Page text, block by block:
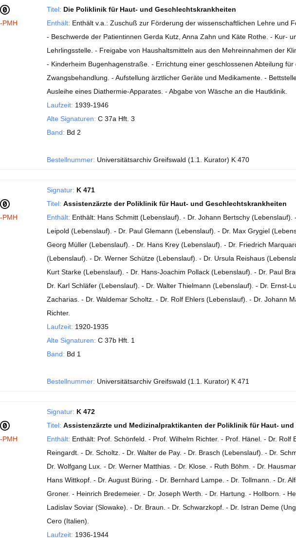
PMH
Titel: Die Poliklinik für Haut- und Geschlechtskrankheiten
Enthält: Enthält v.a.: Zuschuß zur Förderung der wissenschaftlichen Lehre und
- Beschwerde der Patientinnen Gerda Kutz, Anna Zahn und Käte Rothe. - Kur-
Lehrlingsstelle. - Freigabe von Haushaltsmitteln aus den Mehreinnahmen der
- Kinderheim Bugenhagenstraße. - Errichtung einer geschlossenen Abteilung
Zwangsbehandlung. - Aufstellung ärztlicher Geräte und Medikamente. -
Ausleihe eines Diathermie-Apparates. - Abgabe von Wäsche an die Hautklinik.
Laufzeit: 1939-1946
Alte Signaturen: C 37a Hft. 3
Band: Bd 2
Bestellnummer: Universitätsarchiv Greifswald (1.1. Kurator) K 470
PMH
Signatur: K 471
Titel: Assistenzärzte der Poliklinik für Haut- und Geschlechtskrankheiten
Enthält: Enthält: Hans Schmitt (Lebenslauf). - Dr. Johann Bertschy
Leipold (Lebenslauf). - Dr. Paul Glemann (Lebenslauf). - Dr. Max Grygiel
Georg Müller (Lebenslauf). - Dr. Hans Krey (Lebenslauf). - Dr. Friedrich
(Lebenslauf). - Dr. Werner Schütze (Lebenslauf). - Dr. Ursula Reishaus
Kurt Starke (Lebenslauf). - Dr. Hans-Joachim Pollack (Lebenslauf). - Dr. Paul
Dr. Karl Schläfer (Lebenslauf). - Dr. Walter Thielmann (Lebenslauf). - Dr. Ernst-
Zacharias. - Dr. Waldemar Scholtz. - Dr. Rolf Ehlers (Lebenslauf). - Dr. Johann
Richter.
Laufzeit: 1920-1935
Alte Signaturen: C 37b Hft. 1
Band: Bd 1
Bestellnummer: Universitätsarchiv Greifswald (1.1. Kurator) K 471
PMH
Signatur: K 472
Titel: Assistenzärzte und Medizinalpraktikanten der Poliklinik für Haut-
Enthält: Enthält: Prof. Schönfeld. - Prof. Wilhelm Richter. - Prof. Hänel. - Dr. Rolf
Reingardt. - Dr. Scholtz. - Dr. Walter de Pay. - Dr. Brasch (Lebenslauf). - Dr.
Dr. Wolfgang Lux. - Dr. Werner Matthias. - Dr. Klose. - Ruth Böhm. - Dr.
Hans Wittkopf. - Dr. August Büring. - Dr. Bernhard Lampe. - Dr. Tollmann. - Dr.
Groner. - Heinrich Bredemeier. - Dr. Joseph Werth. - Dr. Hartung. - Hollborn. -
Ladislav Soviar (Slowake). - Dr. Braun. - Dr. Schwarzkopf. - Dr. Istran Deme
Cero (Italien).
Laufzeit: 1936-1944